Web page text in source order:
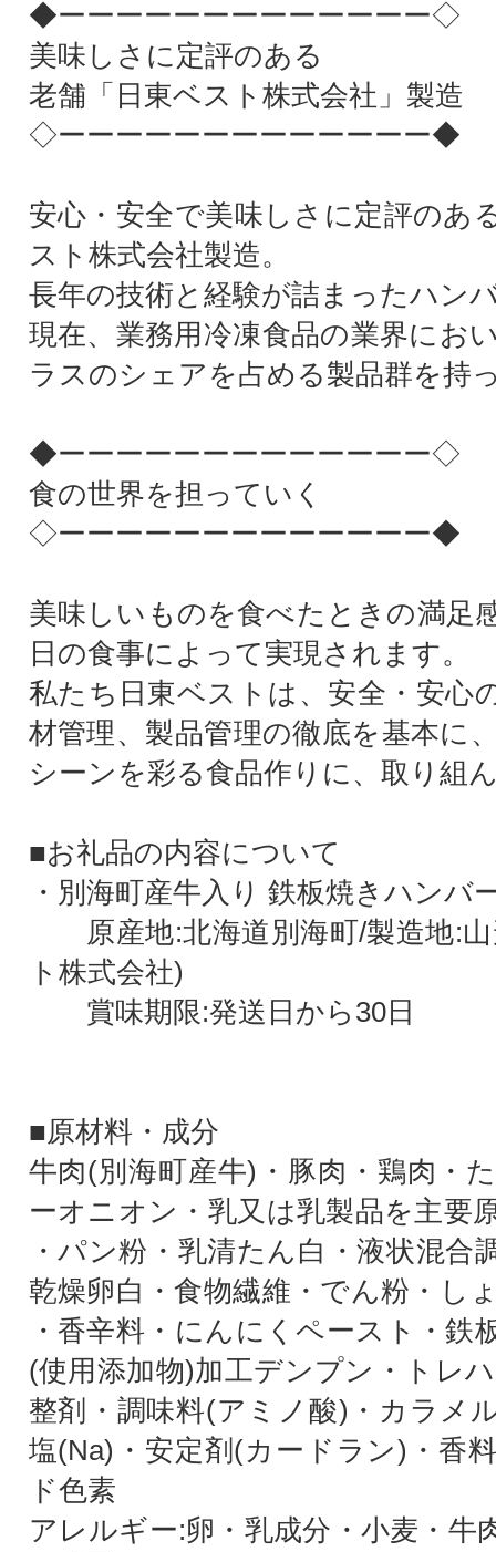
◆ーーーーーーーーーーーーー◇
美味しさに定評のある
老舗「日東ベスト株式会社」製造
◇ーーーーーーーーーーーーー◆
安心・安全で美味しさに定評のあ
スト株式会社製造。
長年の技術と経験が詰まったハン
現在、業務用冷凍食品の業界にお
ラスのシェアを占める製品群を持
◆ーーーーーーーーーーーーー◇
食の世界を担っていく
◇ーーーーーーーーーーーーー◆
美味しいものを食べたときの満足
日の食事によって実現されます。
私たち日東ベストは、安全・安心
材管理、製品管理の徹底を基本に
シーンを彩る食品作りに、取り組
■お礼品の内容について
・別海町産牛入り 鉄板焼きハンバ
原産地:北海道別海町/製造地:山
ト株式会社)
賞味期限:発送日から30日
■原材料・成分
牛肉(別海町産牛)・豚肉・鶏肉・
ーオニオン・乳又は乳製品を主要
・パン粉・乳清たん白・液状混合
乾燥卵白・食物繊維・でん粉・し
・香辛料・にんにくペースト・鉄
(使用添加物)加工デンプン・トレ
整剤・調味料(アミノ酸)・カラメ
塩(Na)・安定剤(カードラン)・香
ド色素
アレルギー:卵・乳成分・小麦・牛